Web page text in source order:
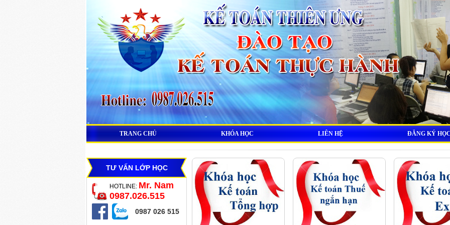
TRANG CHỦ KHÓA HỌC LIÊN HỆ ĐĂNG KÝ
TƯ VẤN LỚP HỌC
HOTLINE: Mr. Nam
0987.026.515
0987 026 515